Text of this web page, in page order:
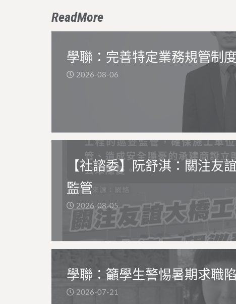
ReadMore
學聯：完善特定業務規管制
2026-08-06
【社諮委】阮舒淇：關注友
監管
2026-08-05
學聯：籲學生警惕暑期求職
2026-07-21